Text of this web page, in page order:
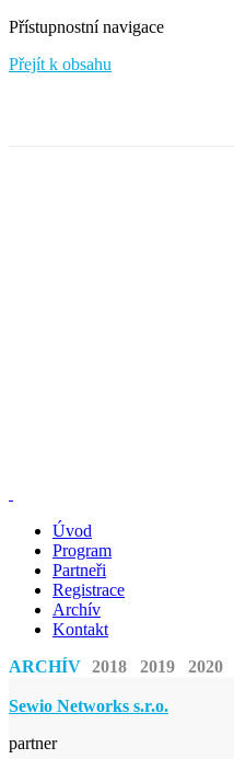
Přístupnostní navigace
Přejít k obsahu
Úvod
Program
Partneři
Registrace
Archív
Kontakt
ARCHÍV 2018 2019 2020
Sewio Networks s.r.o.
partner